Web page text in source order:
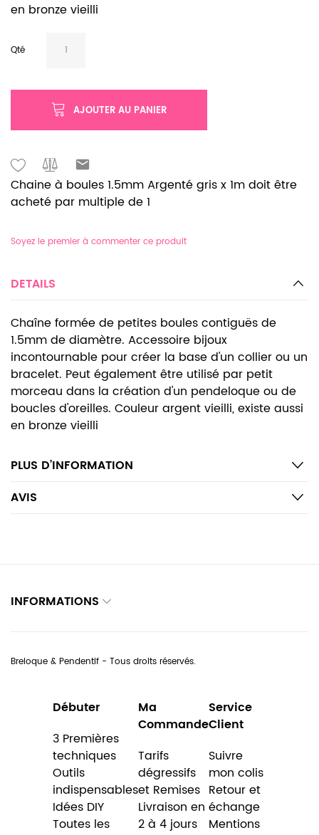
en bronze vieilli
Qté
AJOUTER AU PANIER
Chaine à boules 1.5mm Argenté gris x 1m doit être
acheté par multiple de 1
Soyez le premier à commenter ce produit
DETAILS
Chaîne formée de petites boules contiguës de
1.5mm de diamètre. Accessoire bijoux
incontournable pour créer la base d'un collier ou un
bracelet. Peut également être utilisé par petit
morceau dans la création d'un pendeloque ou de
boucles d'oreilles. Couleur argent vieilli, existe aussi
en bronze vieilli
PLUS D’INFORMATION
AVIS
INFORMATIONS
Breloque & Pendentif - Tous droits réservés.
Débuter
3 Premières
techniques
Outils
indispensables
Idées DIY
Toutes les
Ma
Commande
Tarifs
dégressifs
et Remises
Livraison en
2 à 4 jours
Service
Client
Suivre
mon colis
Retour et
échange
Mentions